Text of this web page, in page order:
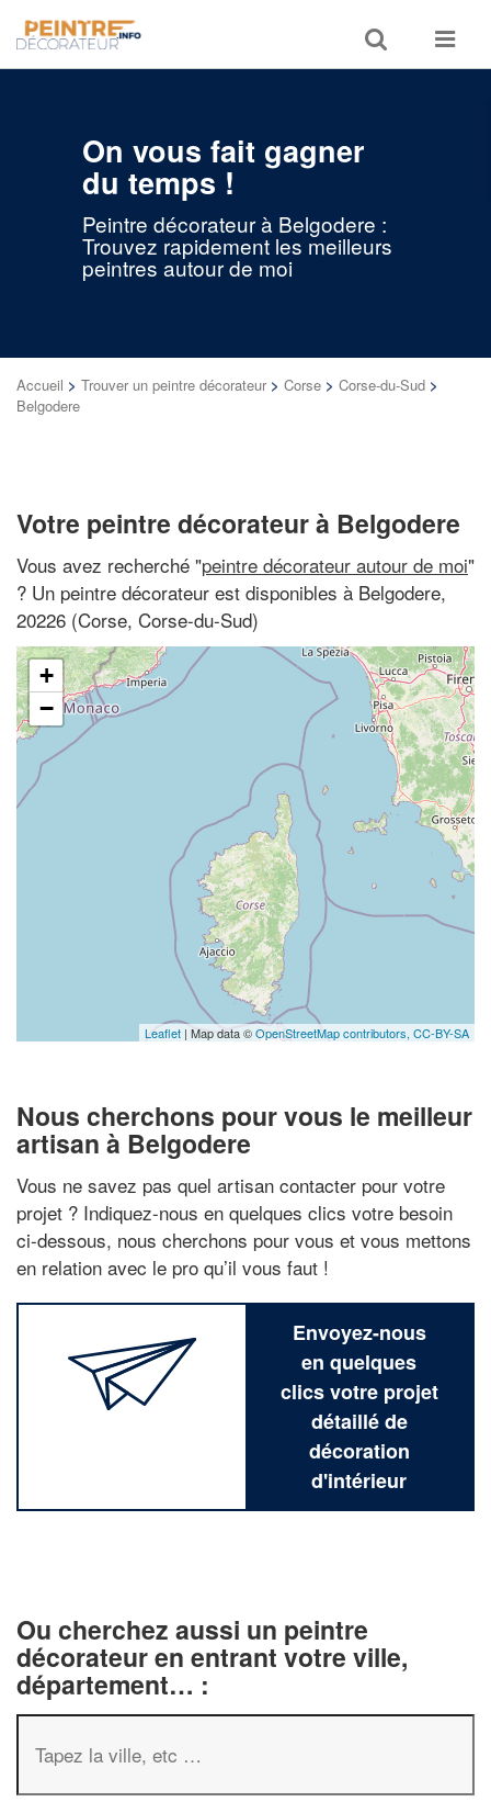
Toggle
search
Toggle
On vous fait gagner
du temps !
Peintre décorateur à Belgodere :
Trouvez rapidement les meilleurs
peintres autour de moi
Accueil > Trouver un peintre décorateur > Corse > Corse-du-Sud >
Belgodere
Votre peintre décorateur à Belgodere
Vous avez recherché "peintre décorateur autour de moi"
? Un peintre décorateur est disponibles à Belgodere,
20226 (Corse, Corse-du-Sud)
+
−
Leaflet | Map data ©OpenStreetMap contributors, CC-BY-SA
Nous cherchons pour vous le meilleur
artisan à Belgodere
Vous ne savez pas quel artisan contacter pour votre
projet ? Indiquez-nous en quelques clics votre besoin
ci-dessous, nous cherchons pour vous et vous mettons
en relation avec le pro qu’il vous faut !
Envoyez-nous
en quelques
clics votre projet
détaillé de
décoration
d'intérieur
Ou cherchez aussi un peintre
décorateur en entrant votre ville,
département… :